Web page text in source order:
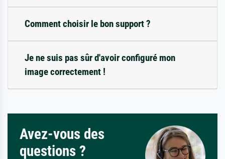
Comment choisir le bon support ?
Je ne suis pas sûr d'avoir configuré mon
image correctement !
Avez-vous des
questions ?